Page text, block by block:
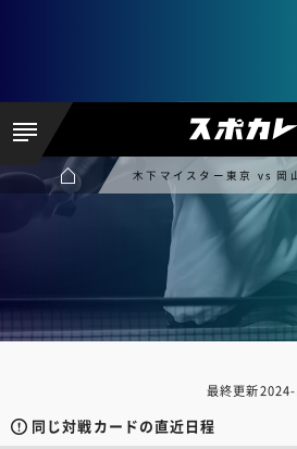
木下マイスター東京 vs 岡
最終更新
同じ対戦カードの直近日程